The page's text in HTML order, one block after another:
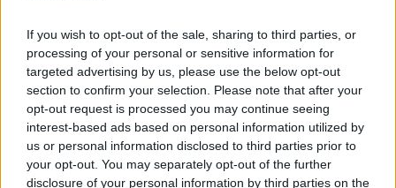
If you wish to opt-out of the sale, sharing to third parties, or
processing of your personal or sensitive information for
targeted advertising by us, please use the below opt-out
section to confirm your selection. Please note that after your
opt-out request is processed you may continue seeing
interest-based ads based on personal information utilized by
us or personal information disclosed to third parties prior to
your opt-out. You may separately opt-out of the further
disclosure of your personal information by third parties on the